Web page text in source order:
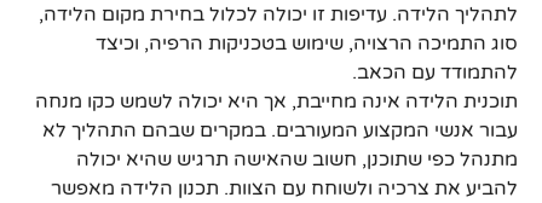
לתהליך הלידה. עדיפות זו יכולה לכלול בחירת מקום הלידה,
סוג התמיכה הרצויה, שימוש בטכניקות הרפיה, וכיצד
להתמודד עם הכאב.
תוכנית הלידה אינה מחייבת, אך היא יכולה לשמש כקו מנחה
עבור אנשי המקצוע המעורבים. במקרים שבהם התהליך לא
מתנהל כפי שתוכנן, חשוב שהאישה תרגיש שהיא יכולה
להביע את צרכיה ולשוחח עם הצוות. תכנון הלידה מאפשר